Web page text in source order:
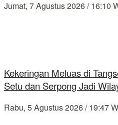
Jumat, 7 Agustus 2026 / 16:10
Kekeringan Meluas di
Setu dan Serpong Jadi
Rabu, 5 Agustus 2026 / 19:47